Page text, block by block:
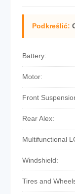
Podkreślić:
Battery:
Motor:
Front
Rear Alex:
Multifunctional
Windshield:
Tires and